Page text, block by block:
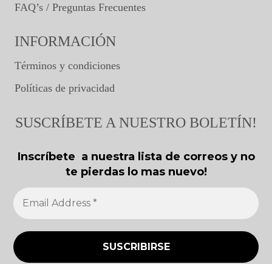
FAQ’s / Preguntas Frecuentes
INFORMACIÓN
Términos y condiciones
Políticas de privacidad
SUSCRÍBETE A NUESTRO BOLETÍN!
Inscríbete a nuestra lista de correos y no
te pierdas lo mas nuevo!